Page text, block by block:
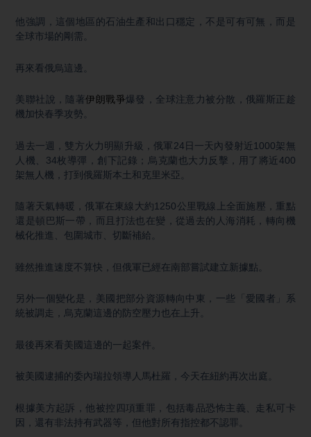
他強調，這個地區的石油生產和出口穩定，不是可有可無，而是
全球市場的剛需。
再來看俄烏這邊。
美聯社說，隨著伊朗戰爭爆發，全球注意力被分散，俄羅斯正趁
機加快春季攻勢。
過去一週，雙方火力明顯升級，俄軍24日一天內發射近1000架無
人機、34枚導彈，創下記錄；烏克蘭也大力反擊，用了將近400
架無人機，打到俄羅斯本土和克里米亞。
隨著天氣轉暖，俄軍在東線大約1250公里戰線上全面施壓，重點
還是頓巴斯一帶，而且打法也在變，從過去的人海消耗，轉向機
械化推進、包圍城市、切斷補給。
雖然推進速度不算快，但俄軍已經在南部嘗試建立新據點。
另外一個變化是，美國把部分資源轉向中東，一些「愛國者」系
統被調走，烏克蘭這邊的防空壓力也在上升。
最後再來看美國這邊的一起案件。
被美國逮捕的委內瑞拉領導人馬杜羅，今天在紐約再次出庭。
根據美方起訴，他被控四項重罪，包括毒品恐怖主義、走私可卡
因，還有非法持有武器等，但他對所有指控都不認罪。